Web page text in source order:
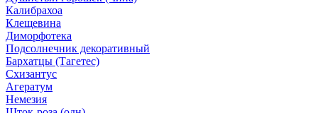
Калибрахоа
Клещевина
Диморфотека
Подсолнечник декоративный
Бархатцы (Тагетес)
Схизантус
Агератум
Немезия